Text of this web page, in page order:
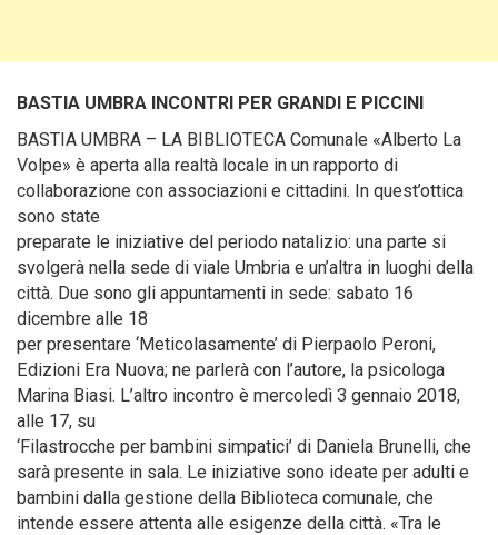
BASTIA UMBRA INCONTRI PER GRANDI E PICCINI
BASTIA UMBRA – LA BIBLIOTECA Comunale «Alberto La
Volpe» è aperta alla realtà locale in un rapporto di
collaborazione con associazioni e cittadini. In quest’ottica
sono state
preparate le iniziative del periodo natalizio: una parte si
svolgerà nella sede di viale Umbria e un’altra in luoghi della
città. Due sono gli appuntamenti in sede: sabato 16
dicembre alle 18
per presentare ‘Meticolasamente’ di Pierpaolo Peroni,
Edizioni Era Nuova; ne parlerà con l’autore, la psicologa
Marina Biasi. L’altro incontro è mercoledì 3 gennaio 2018,
alle 17, su
‘Filastrocche per bambini simpatici’ di Daniela Brunelli, che
sarà presente in sala. Le iniziative sono ideate per adulti e
bambini dalla gestione della Biblioteca comunale, che
intende essere attenta alle esigenze della città. «Tra le